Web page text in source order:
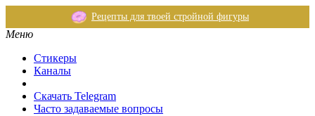
Рецепты для твоей стройной фигуры
Меню
Стикеры
Каналы
Скачать Telegram
Часто задаваемые вопросы